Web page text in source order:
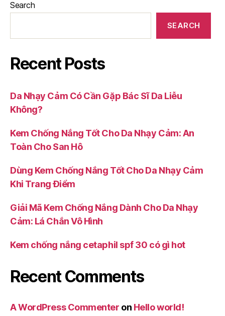
Search
SEARCH
Recent Posts
Da Nhạy Cảm Có Cần Gặp Bác Sĩ Da Liễu
Không?
Kem Chống Nắng Tốt Cho Da Nhạy Cảm: An
Toàn Cho San Hô
Dùng Kem Chống Nắng Tốt Cho Da Nhạy Cảm
Khi Trang Điểm
Giải Mã Kem Chống Nắng Dành Cho Da Nhạy
Cảm: Lá Chắn Vô Hình
Kem chống nắng cetaphil spf 30 có gì hot
Recent Comments
A WordPress Commenter on Hello world!